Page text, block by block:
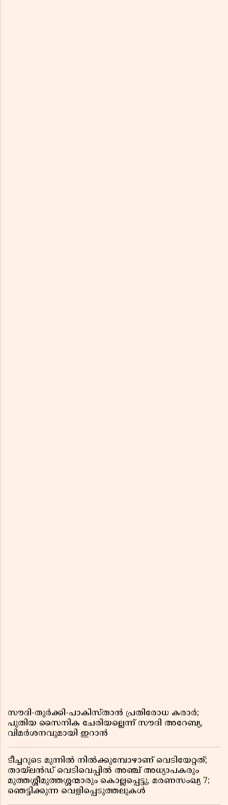
സൗദി-തുർക്കി-പാകിസ്താൻ പ്രതിരോധ കരാർ;
പുതിയ സൈനിക ചേരിയല്ലെന്ന് സൗദി അറേബ്യ,
വിമർശനവുമായി ഇറാൻ
ടീച്ചറുടെ മുന്നിൽ നിൽക്കുമ്പോഴാണ് വെടിയേറ്റത്;
തായ്‌ലൻഡ് വെടിവെപ്പിൽ അഞ്ച് അധ്യാപകരും
മുത്തശ്ശീമുത്തശ്ശന്മാരും കൊല്ലപ്പെട്ടു, മരണസംഖ്യ 7;
ഞെട്ടിക്കുന്ന വെളിപ്പെടുത്തലുകൾ